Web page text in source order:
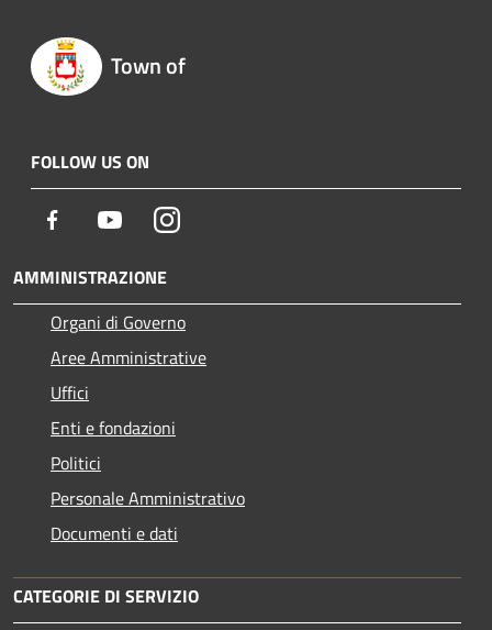
Town of
FOLLOW US ON
Facebook YoutubeInstagram
AMMINISTRAZIONE
Organi di Governo
Aree Amministrative
Uffici
Enti e fondazioni
Politici
Personale Amministrativo
Documenti e dati
CATEGORIE DI SERVIZIO